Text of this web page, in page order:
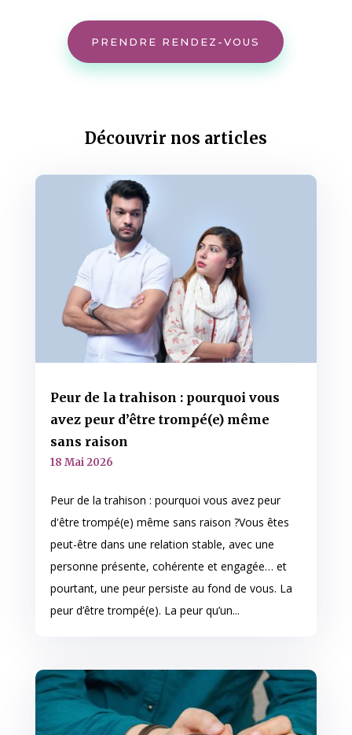
PRENDRE RENDEZ-VOUS
Découvrir nos articles
Peur de la trahison : pourquoi vous
avez peur d’être trompé(e) même
sans raison
18 Mai 2026
Peur de la trahison : pourquoi vous avez peur
d'être trompé(e) même sans raison ?Vous êtes
peut-être dans une relation stable, avec une
personne présente, cohérente et engagée… et
pourtant, une peur persiste au fond de vous. La
peur d’être trompé(e). La peur qu’un...